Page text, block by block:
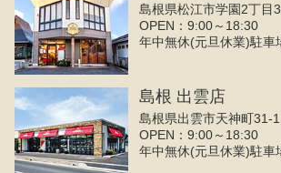
島根県松江市学園2丁目
OPEN：9:00～18:30
年中無休(元旦休業)駐車
島根 出雲店
島根県出雲市天神町31-1
OPEN：9:00～18:30
年中無休(元旦休業)駐車